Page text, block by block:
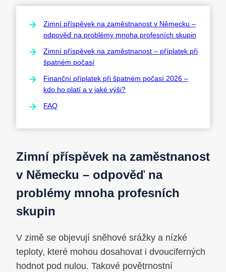
Zimní příspěvek na zaměstnanost v Německu –
odpověď na problémy mnoha profesních skupin
Zimní příspěvek na zaměstnanost – příplatek při
špatném počasí
Finanční příplatek při špatném počasí 2026 –
kdo ho platí a v jaké výši?
FAQ
Zimní příspěvek na zaměstnanost
v Německu – odpověď na
problémy mnoha profesních
skupin
V zimě se objevují sněhové srážky a nízké
teploty, které mohou dosahovat i dvouciferných
hodnot pod nulou. Takové povětrnostní